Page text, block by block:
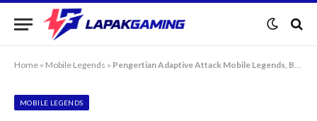
Home » Mobile Legends » Pengertian Adaptive Attack Mobile Legends, Beda dengan Adaptive PEN?
MOBILE LEGENDS